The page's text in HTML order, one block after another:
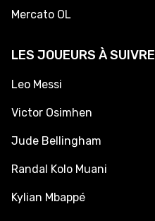
Mercato OL
LES JOUEURS À SUIVRE
Leo Messi
Victor Osimhen
Jude Bellingham
Randal Kolo Muani
Kylian Mbappé